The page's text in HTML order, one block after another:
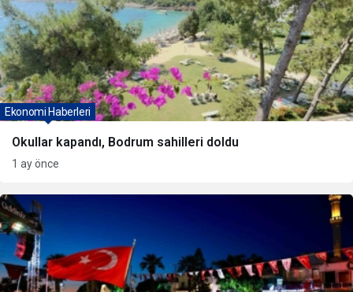
Okullar kapandı, Bodrum sahilleri doldu
Ekonomi Haberleri
1 ay önce